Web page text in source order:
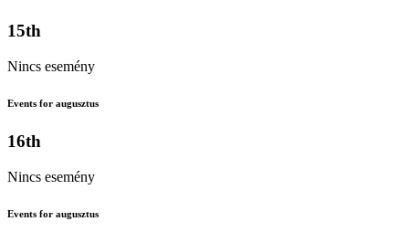
15th
Nincs esemény
Events for augusztus
16th
Nincs esemény
Events for augusztus